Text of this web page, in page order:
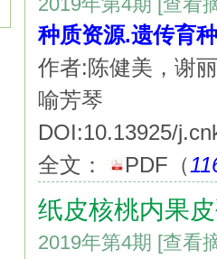
种质资源.遗传育
作者:陈健美，谢
喻芳琴
DOI:10.13925/
全文：
PDF （
纸皮核桃内果
2019年第4期 [查看